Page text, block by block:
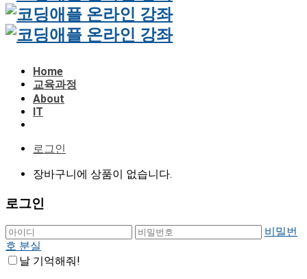
Home
교육과정
About
IT
로그인
장바구니에 상품이 없습니다.
로그인
비밀번
호 분실
날 기억해줘!